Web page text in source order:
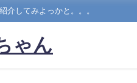
介してみよっかと。。。
ゃん